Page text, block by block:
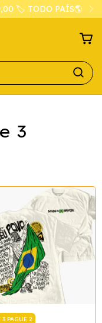
🏷️ TODO PAÍS🌎
3
3 PAGUE 2